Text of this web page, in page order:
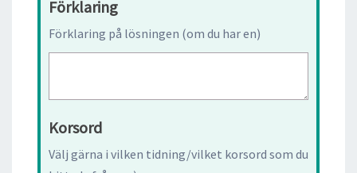
Förklaring
Förklaring på lösningen (om du har en)
Korsord
Välj gärna i vilken tidning/vilket korsord som du